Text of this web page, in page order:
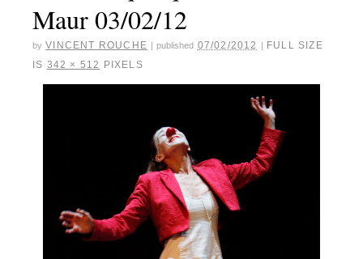
Maur 03/02/12
by VINCENT ROUCHE published 07/02/2012
FULL SIZE
IS 342 × 512 PIXELS